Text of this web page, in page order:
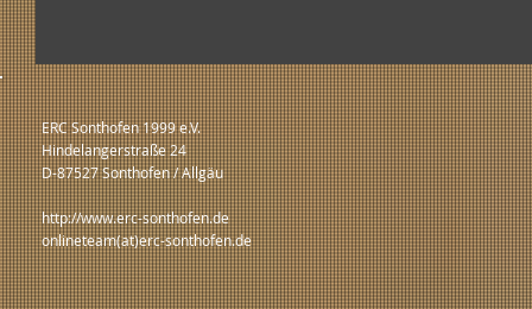
ERC Sonthofen 1999 e.V.
Hindelangerstraße 24
D-87527 Sonthofen / Allgäu
http://www.erc-sonthofen.de
onlineteam(at)erc-sonthofen.de